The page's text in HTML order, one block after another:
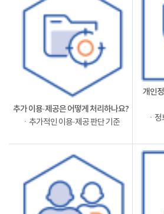
추가 이용·제공은 어떻게 처리하나요?
ㆍ추가적인 이용·제공 판단 기준
개인
ㆍ